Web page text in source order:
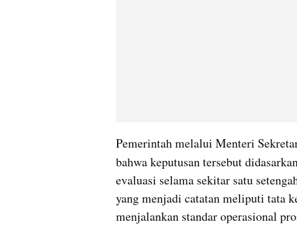
Pemerintah melalui Menteri
bahwa keputusan tersebut
evaluasi selama sekitar satu
yang menjadi catatan meliputi tata
menjalankan standar operasional